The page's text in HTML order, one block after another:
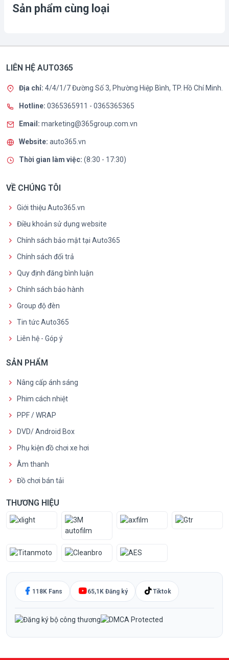
Sản phẩm cùng loại
LIÊN HỆ AUTO365
Địa chỉ: 4/4/1/7 Đường Số 3, Phường Hiệp Bình, TP. Hồ Chí Minh.
Hotline: 0365365911 - 0365365365
Email: marketing@365group.com.vn
Website: auto365.vn
Thời gian làm việc: (8:30 - 17:30)
VỀ CHÚNG TÔI
Giới thiệu Auto365.vn
Điều khoản sử dụng website
Chính sách bảo mật tại Auto365
Chính sách đổi trả
Quy định đăng bình luận
Chính sách bảo hành
Group độ đèn
Tin tức Auto365
Liên hệ - Góp ý
SẢN PHẨM
Nâng cấp ánh sáng
Phim cách nhiệt
PPF / WRAP
DVD/ Android Box
Phụ kiện đồ chơi xe hơi
Âm thanh
Đồ chơi bán tải
THƯƠNG HIỆU
118K Fans 65,1K Đăng ký Tiktok